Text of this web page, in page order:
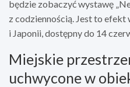
będzie zobaczyć wystawę
z codziennością. Jest to
i Japonii, dostępny do 14
Miejskie
uchwycone w